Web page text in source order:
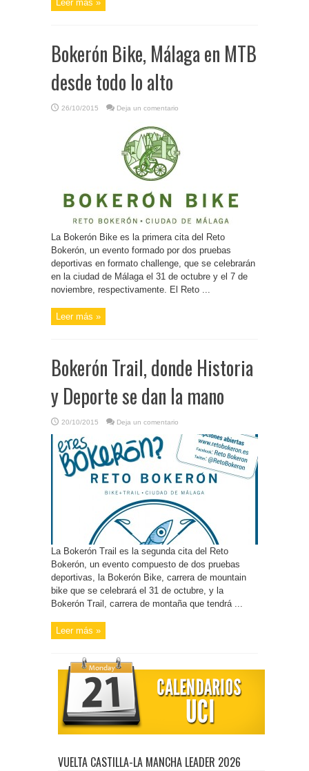
Leer más »
Bokerón Bike, Málaga en MTB
desde todo lo alto
26/10/2015 Deja un comentario
La Bokerón Bike es la primera cita del Reto
Bokerón, un evento formado por dos pruebas
deportivas en formato challenge, que se celebrarán
en la ciudad de Málaga el 31 de octubre y el 7 de
noviembre, respectivamente. El Reto ...
Leer más »
Bokerón Trail, donde Historia
y Deporte se dan la mano
20/10/2015 Deja un comentario
La Bokerón Trail es la segunda cita del Reto
Bokerón, un evento compuesto de dos pruebas
deportivas, la Bokerón Bike, carrera de mountain
bike que se celebrará el 31 de octubre, y la
Bokerón Trail, carrera de montaña que tendrá ...
Leer más »
VUELTA CASTILLA-LA MANCHA LEADER 2026